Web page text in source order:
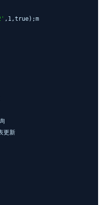
,1,true);m
更新